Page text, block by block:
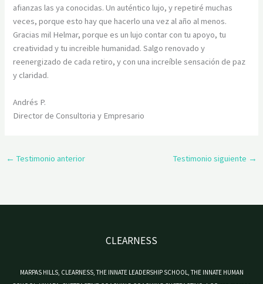
afianzas las ya conocidas. Un auténtico lujo, y repetiré muchas
veces, porque esto hay que hacerlo una vez al año al menos.
Gracias mil Helmar, porque es un lujo contar con tu apoyo, tu
creatividad y tu increible humanidad. Salgo renovado y
reenergizado de cada retiro, y con una increíble sensación de paz
y claridad.
Andrés P.
Director de Consultoria y Empresario
← Testimonio anterior Testimonio siguiente →
CLEARNESS
MARPAS HILLS, CLEARNESS, THE INNATE LEADERSHIP SCHOOL, THE INNATE HUMAN